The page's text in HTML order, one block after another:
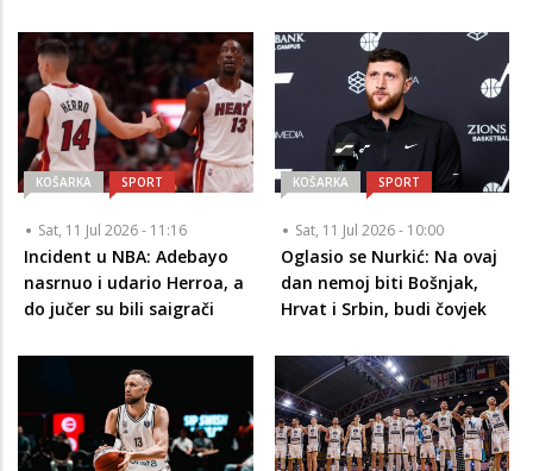
KOŠARKA SPORT
Sat, 11 Jul 2026 - 11:16
Incident u NBA: Adebayo
nasrnuo i udario Herroa, a
do jučer su bili saigrači
KOŠARKA SPORT
Sat, 11 Jul 2026 - 10:00
Oglasio se Nurkić: Na ovaj
dan nemoj biti Bošnjak,
Hrvat i Srbin, budi čovjek